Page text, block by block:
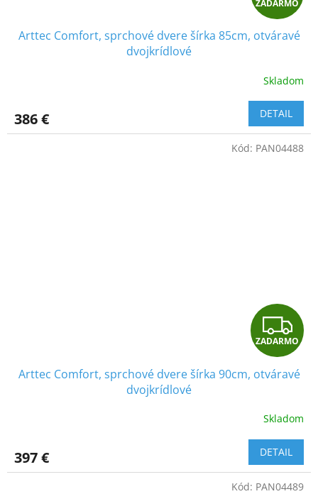
A
D
A
R
M
ZADARMO
Arttec Comfort, sprchové dvere šírka 85cm, otváravé
dvojkrídlové
Skladom
386 € DETAIL
Z
A
D
A
R
M
ZADARMO
Arttec Comfort, sprchové dvere šírka 90cm, otváravé
dvojkrídlové
Skladom
397 € DETAIL
Kód: PAN04488
Kód: PAN04489